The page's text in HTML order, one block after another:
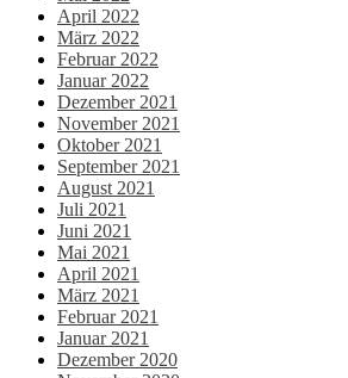
April 2022
März 2022
Februar 2022
Januar 2022
Dezember 2021
November 2021
Oktober 2021
September 2021
August 2021
Juli 2021
Juni 2021
Mai 2021
April 2021
März 2021
Februar 2021
Januar 2021
Dezember 2020